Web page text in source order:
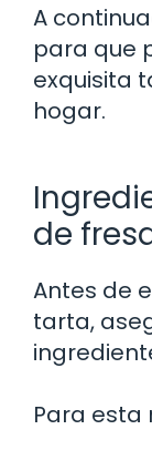
A
para que
exquisita
hogar.
de
Antes de
tarta,
Para esta